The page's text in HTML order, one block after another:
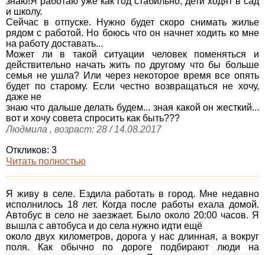
и школу.
Сейчас в отпуске. Нужно будет скоро снимать жилье
рядом с работой. Но боюсь что он начнет ходить ко мне
на работу доставать...
Может ли в такой ситуации человек поменяться и
действительно начать жить по другому что бы больше
семья не ушла? Или через некоторое время все опять
будет по старому. Если честно возвращаться не хочу,
даже не
знаю что дальше делать будем... зная какой он жесткий...
вот и хочу совета спросить как быть???
Людмила , возраст: 28 / 14.08.2017
Откликов: 3
Читать полностью
Я живу в селе. Ездила работать в город. Мне недавно
исполнилось 18 лет. Когда после работы ехала домой.
Автобус в село не заезжает. Было около 20:00 часов. Я
вышла с автобуса и до села нужно идти ещё
около двух километров, дорога у нас длинная, а вокруг
поля. Как обычно по дороге подбирают люди на